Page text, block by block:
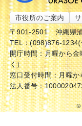
市役所のご案内
〒901-2501
沖縄県
TEL：(098)876-
開庁時間：月曜から
く）
窓口受付時間：月曜
法人番号：
©